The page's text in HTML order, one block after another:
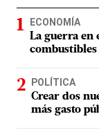
ECONOMÍA
La guerra en
combustibles
POLÍTICA
Crear dos
más gasto